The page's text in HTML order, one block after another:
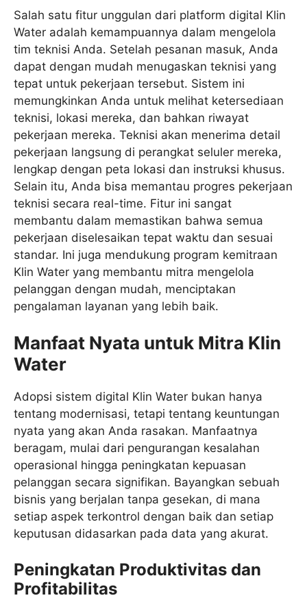
Salah satu fitur unggulan dari platform digital Klin
Water adalah kemampuannya dalam mengelola
tim teknisi Anda. Setelah pesanan masuk, Anda
dapat dengan mudah menugaskan teknisi yang
tepat untuk pekerjaan tersebut. Sistem ini
memungkinkan Anda untuk melihat ketersediaan
teknisi, lokasi mereka, dan bahkan riwayat
pekerjaan mereka. Teknisi akan menerima detail
pekerjaan langsung di perangkat seluler mereka,
lengkap dengan peta lokasi dan instruksi khusus.
Selain itu, Anda bisa memantau progres pekerjaan
teknisi secara real-time. Fitur ini sangat
membantu dalam memastikan bahwa semua
pekerjaan diselesaikan tepat waktu dan sesuai
standar. Ini juga mendukung program kemitraan
Klin Water yang membantu mitra mengelola
pelanggan dengan mudah, menciptakan
pengalaman layanan yang lebih baik.
Manfaat Nyata untuk Mitra Klin
Water
Adopsi sistem digital Klin Water bukan hanya
tentang modernisasi, tetapi tentang keuntungan
nyata yang akan Anda rasakan. Manfaatnya
beragam, mulai dari pengurangan kesalahan
operasional hingga peningkatan kepuasan
pelanggan secara signifikan. Bayangkan sebuah
bisnis yang berjalan tanpa gesekan, di mana
setiap aspek terkontrol dengan baik dan setiap
keputusan didasarkan pada data yang akurat.
Peningkatan Produktivitas dan
Profitabilitas